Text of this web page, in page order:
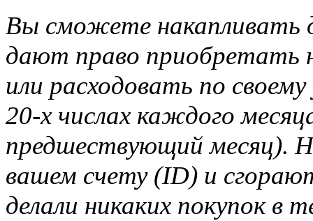
Вы сможете накапливать
дают право приобретать
или расходовать по
20-х числах каждого
предшествующий месяц).
вашем счету (ID) и
делали никаких покупок в